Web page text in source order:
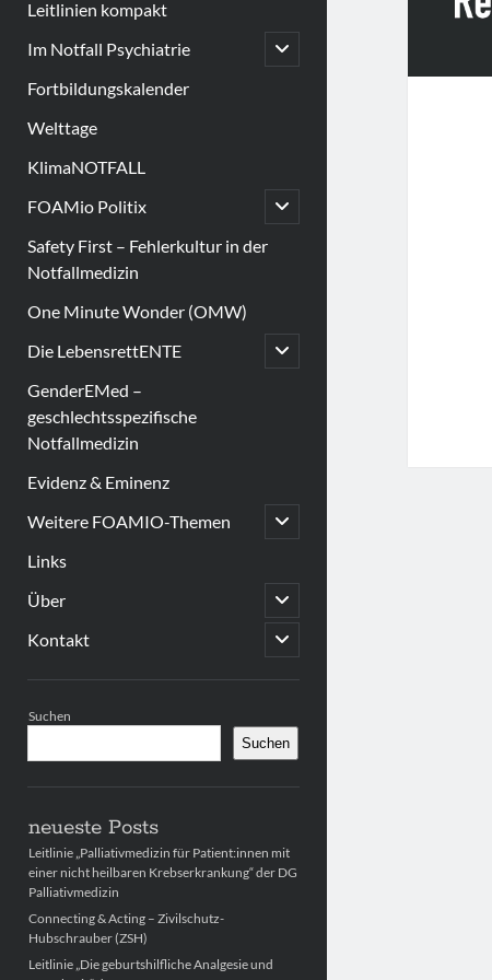
Leitlinien kompakt
Im Notfall Psychiatrie
open
child
Fortbildungskalender
Welttage
KlimaNOTFALL
FOAMio Politix
open
child
Safety First – Fehlerkultur in der
Notfallmedizin
One Minute Wonder (OMW)
Die LebensrettENTE
open
child
GenderEMed –
geschlechtsspezifische
Notfallmedizin
Evidenz & Eminenz
Weitere FOAMIO-Themen
open
child
Links
Über
open
child
menu
Kontakt
open
child
Suchen
Suchen
neueste Posts
Leitlinie „Palliativmedizin für Patient:innen mit
einer nicht heilbaren Krebserkrankung“ der DG
Palliativmedizin
Connecting & Acting – Zivilschutz-
Hubschrauber (ZSH)
Leitlinie „Die geburtshilfliche Analgesie und